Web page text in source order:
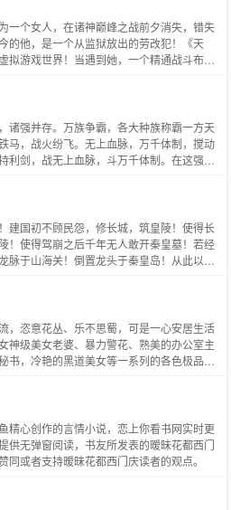
一个女人，在诸神巅峰之战前夕消失，错失
的他，是一个从监狱放出的劳改犯！《天
游戏世界！当遇到她，一个精通战斗布局
论的狼友为谋，在天下中玩起无间道，离
雄逐鹿，强者对决，铸就不败神话
诸强并存。万族争霸，各大种族称霸一方天
马，战火纷飞。无上血脉，万千体制，搅动
剑，战无上血脉，斗万千体制。在这强者
建国初不顾民怨，修长城，筑皇陵！使得长
！使得驾崩之后千年无人敢开秦皇墓！若经
脉于山海关！倒置龙头于秦皇岛！从此以
工作……卷进了着两千年的争端，诸子百
，恣意花丛、乐不思蜀，可是一心安居生活
神级美女老婆、暴力警花、熟美的办公室主
，冷艳的黑道美女等一系列的各色极品美
精心创作的言情小说，恋上你看书网实时更
供无弹窗阅读，书友所发表的暧昧花都西门
同或者支持暧昧花都西门庆读者的观点。